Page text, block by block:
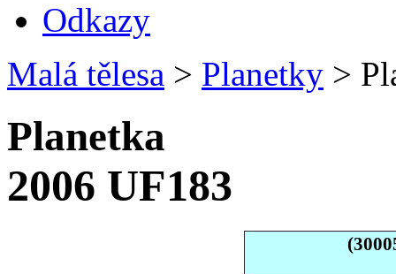
Odkazy
Malá tělesa > Planetky >
Planetka
2006 UF183